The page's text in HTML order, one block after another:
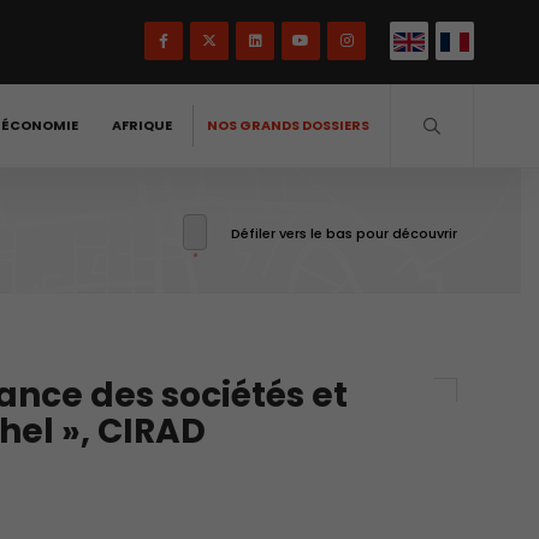
AFRIQUE NOS GRANDS DOSSIERS
Défiler vers le bas pour découvrir
des sociétés et
», CIRAD